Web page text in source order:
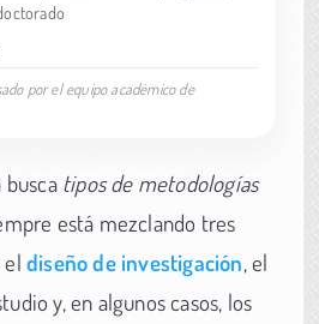
por el equipo académico de
busca tipos de metodologías
está mezclando tres
diseño de investigación, el
y, en algunos casos, los